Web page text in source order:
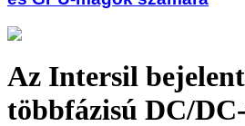
Az Intersil
többfázisú DC/